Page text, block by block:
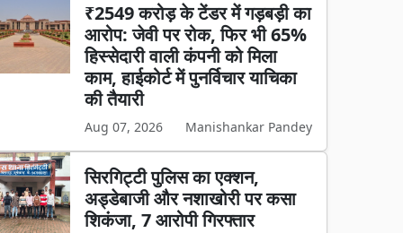
₹2549 करोड़ के टेंडर में गड़बड़ी का
आरोप: जेवी पर रोक, फिर भी 65%
हिस्सेदारी वाली कंपनी को मिला
काम, हाईकोर्ट में पुनर्विचार याचिका
की तैयारी
Aug 07, 2026 Manishankar Pandey
सिरगिट्टी पुलिस का एक्शन,
अड्डेबाजी और नशाखोरी पर कसा
शिकंजा, 7 आरोपी गिरफ्तार